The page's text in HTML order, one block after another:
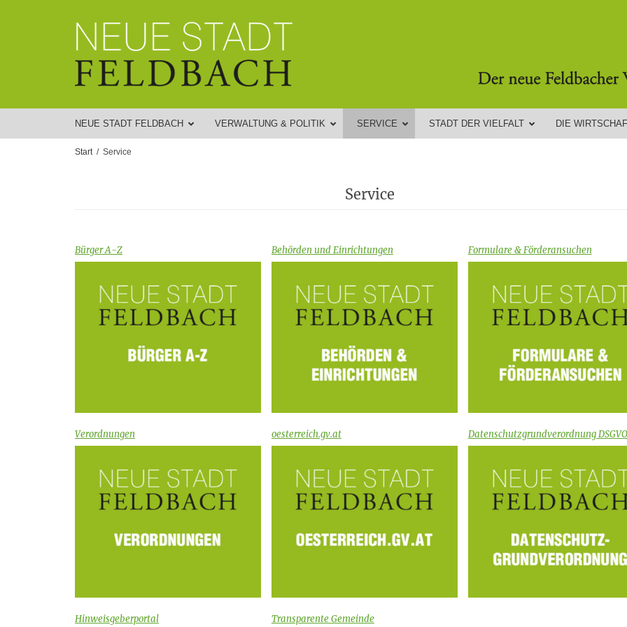
NEUE STADT FELDBACH VERWALTUNG & POLITIK SERVICE STADT DER VIELFALT DIE
Start Service
Service
Bürger A-Z Behörden und Einrichtungen Formulare & Förderansuchen
Verordnungen oesterreich.gv.at Datenschutzgrundverordnung DSGVO
Hinweisgeberportal Transparente Gemeinde